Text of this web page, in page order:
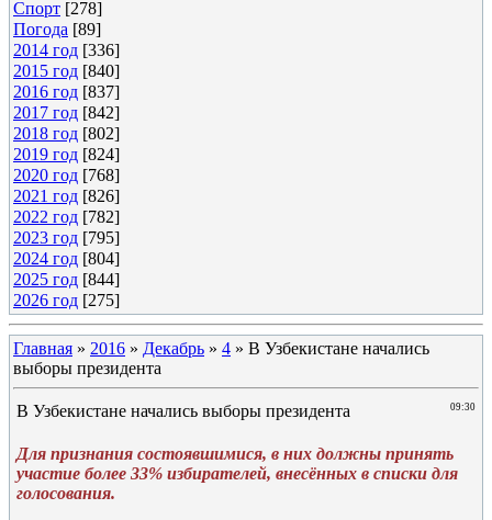
Спорт [278]
Погода [89]
2014 год [336]
2015 год [840]
2016 год [837]
2017 год [842]
2018 год [802]
2019 год [824]
2020 год [768]
2021 год [826]
2022 год [782]
2023 год [795]
2024 год [804]
2025 год [844]
2026 год [275]
Главная » 2016 » Декабрь » 4 » В Узбекистане начались
выборы президента
09:30
В Узбекистане начались выборы президента
Для признания состоявшимися, в них должны принять
участие более 33% избирателей, внесённых в списки для
голосования.